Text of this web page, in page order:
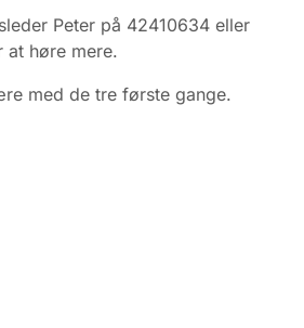
Peter på 42410634 eller
at høre mere.
med de tre første gange.